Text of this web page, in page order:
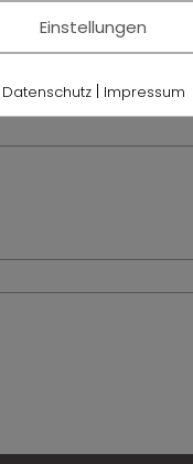
Des Naturfit®
Einstellungen
Datenschutz| Impressum